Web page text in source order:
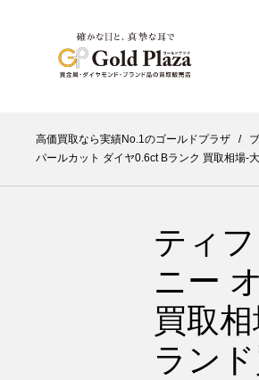
高価買取なら実績No.1のゴールドプラザ /
パールカット ダイヤ0.6ct Bランク 買取相場-
ティ
ニー
買取
ラン